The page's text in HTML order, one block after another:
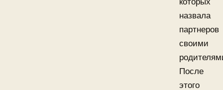
назвала
партнеров
своими
После
этого